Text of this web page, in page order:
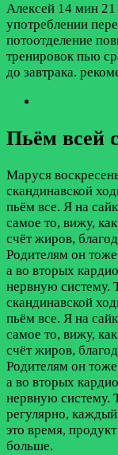
Алексей 14 мин 21
употреблении
потоотделение
тренировок пью
до завтрака.
Пьём всей
Маруся
скандинавской
пьём все. Я на
самое то, вижу,
счёт жиров,
Родителям он
а во вторых
нервную систему.
скандинавской
пьём все. Я на
самое то, вижу,
счёт жиров,
Родителям он
а во вторых
нервную систему.
регулярно,
это время,
больше.